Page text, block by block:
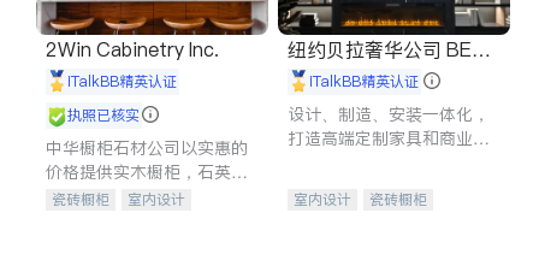
2Win Cabinetry Inc.
iTalkBB精英认证
执照已核实
中华橱柜石材公司以实惠的
价格提供实木橱柜，石英石
台面，多种优质不锈钢水
瓷砖橱柜
室内设计
纽约贝拉奢华公司 BELL
A LUXE
iTalkBB精英认证
设计、制造、安装一体化，
打造高端定制家具和商业空
室内设计
瓷砖橱柜